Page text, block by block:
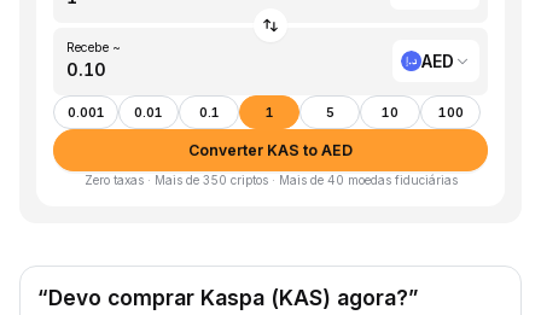
Recebe ~
AED
0.001 0.01 0.1 1 5 10 100
Converter KAS to AED
Zero taxas · Mais de 350 criptos · Mais de 40 moedas fiduciárias
“Devo comprar Kaspa (KAS) agora?”